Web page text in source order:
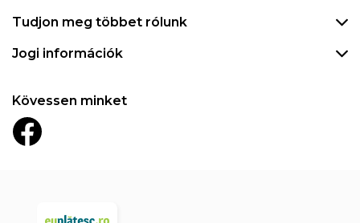
Tudjon meg többet rólunk
Jogi információk
Kövessen minket